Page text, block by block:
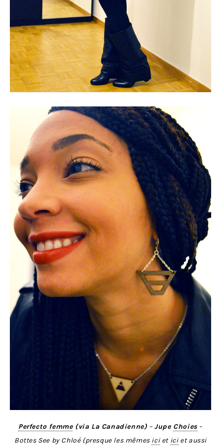
Perfecto femme(via La Canadienne) –Jupe Choies–
Bottes See by Chloé (presque les mêmes iciet iciet aussi